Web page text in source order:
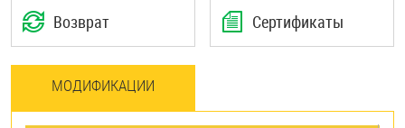
Возврат Сертификаты
МОДИФИКАЦИИ